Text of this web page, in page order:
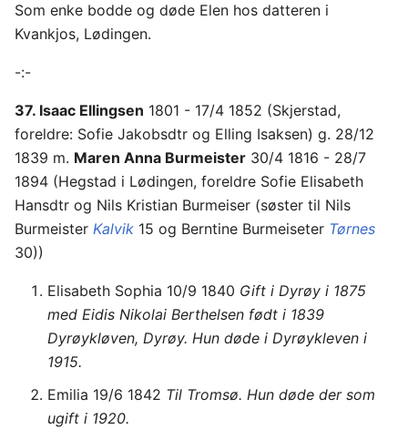
Som enke bodde og døde Elen hos datteren i
Kvankjos, Lødingen.
-:-
37. Isaac Ellingsen 1801 - 17/4 1852 (Skjerstad,
foreldre: Sofie Jakobsdtr og Elling Isaksen) g. 28/12
1839 m. Maren Anna Burmeister 30/4 1816 - 28/7
1894 (Hegstad i Lødingen, foreldre Sofie Elisabeth
Hansdtr og Nils Kristian Burmeiser (søster til Nils
Burmeister Kalvik 15 og Berntine Burmeiseter Tørnes
30))
Elisabeth Sophia 10/9 1840 Gift i Dyrøy i 1875
med Eidis Nikolai Berthelsen født i 1839
Dyrøykløven, Dyrøy. Hun døde i Dyrøykleven i
1915.
Emilia 19/6 1842 Til Tromsø. Hun døde der som
ugift i 1920.